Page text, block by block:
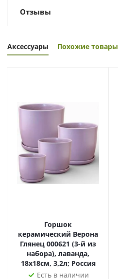
Отзывы
Аксессуары Похожие товары
Горшок
керамический Верона
Глянец 000621 (3-й из
набора), лаванда,
18х18см, 3,2л; Россия
Есть в наличии